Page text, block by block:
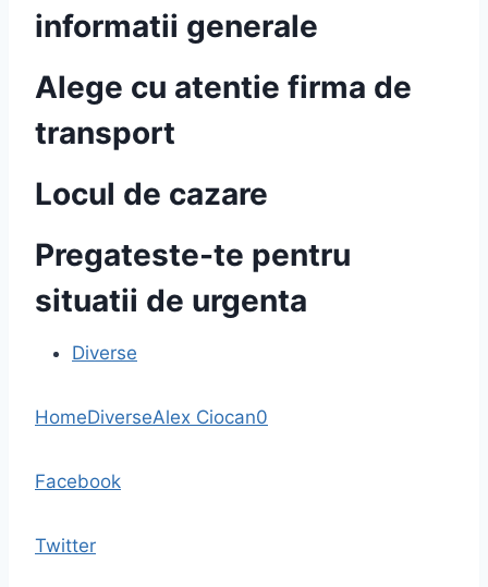
informatii generale
Alege cu atentie firma de
transport
Locul de cazare
Pregateste-te pentru
situatii de urgenta
Diverse
HomeDiverseAlex Ciocan0
Facebook
Twitter